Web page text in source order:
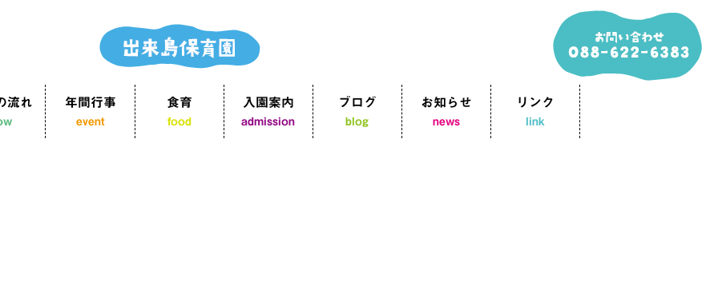
流れ 年間行事
event
食育
food
入園案内
admission
ブログ
blog
お知らせ
news
リンク
link